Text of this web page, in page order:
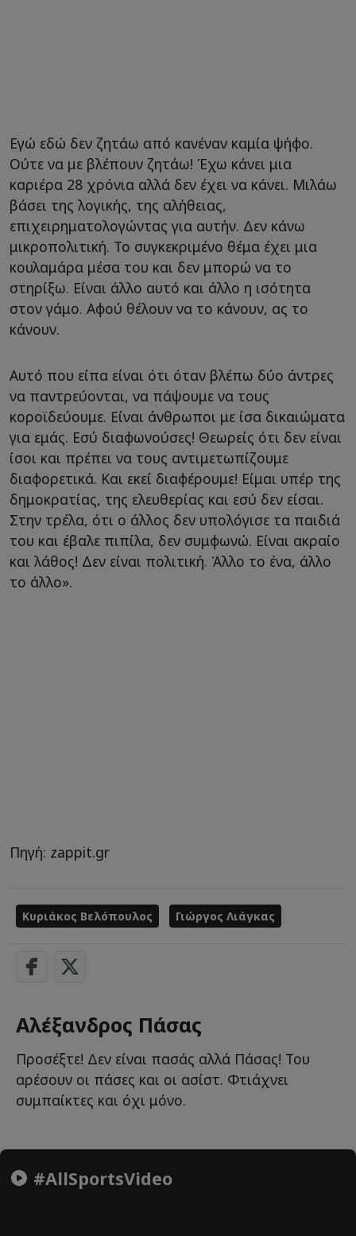
Εγώ εδώ δεν ζητάω από κανέναν καμία ψήφο.
Ούτε να με βλέπουν ζητάω! Έχω κάνει μια
καριέρα 28 χρόνια αλλά δεν έχει να κάνει. Μιλάω
βάσει της λογικής, της αλήθειας,
επιχειρηματολογώντας για αυτήν. Δεν κάνω
μικροπολιτική. Το συγκεκριμένο θέμα έχει μια
κουλαμάρα μέσα του και δεν μπορώ να το
στηρίξω. Είναι άλλο αυτό και άλλο η ισότητα
στον γάμο. Αφού θέλουν να το κάνουν, ας το
κάνουν.
Αυτό που είπα είναι ότι όταν βλέπω δύο άντρες
να παντρεύονται, να πάψουμε να τους
κοροϊδεύουμε. Είναι άνθρωποι με ίσα δικαιώματα
για εμάς. Εσύ διαφωνούσες! Θεωρείς ότι δεν είναι
ίσοι και πρέπει να τους αντιμετωπίζουμε
διαφορετικά. Και εκεί διαφέρουμε! Είμαι υπέρ της
δημοκρατίας, της ελευθερίας και εσύ δεν είσαι.
Στην τρέλα, ότι ο άλλος δεν υπολόγισε τα παιδιά
του και έβαλε πιπίλα, δεν συμφωνώ. Είναι ακραίο
και λάθος! Δεν είναι πολιτική. Άλλο το ένα, άλλο
το άλλο».
Πηγή: zappit.gr
Κυριάκος Βελόπουλος Γιώργος Λιάγκας
Αλέξανδρος Πάσας
Προσέξτε! Δεν είναι πασάς αλλά Πάσας! Του
αρέσουν οι πάσες και οι ασίστ. Φτιάχνει
συμπαίκτες και όχι μόνο.
#AllSportsVideo